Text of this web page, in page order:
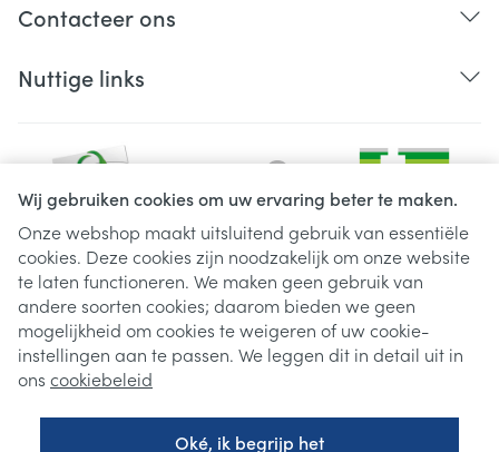
Wij gebruiken cookies om uw ervaring beter te maken.
Onze webshop maakt uitsluitend gebruik van essentiële
cookies. Deze cookies zijn noodzakelijk om onze website
te laten functioneren. We maken geen gebruik van
andere soorten cookies; daarom bieden we geen
mogelijkheid om cookies te weigeren of uw cookie-
instellingen aan te passen. We leggen dit in detail uit in
ons cookiebeleid
Oké, ik begrijp het
Contacteer ons
Nuttige links
Juridische links